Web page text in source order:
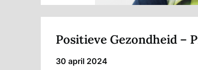
Positieve Gezondheid –
30 april 2024